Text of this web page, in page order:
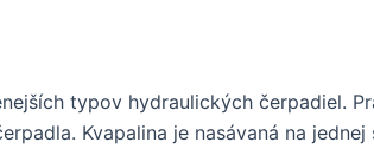
typov hydraulických čerpadiel.
Kvapalina je nasávaná na